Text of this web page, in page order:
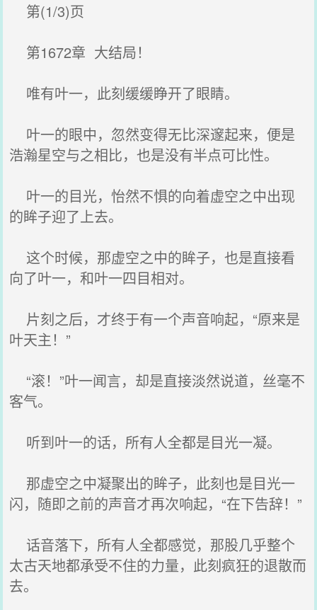
第(1/3)页
第1672章 大结局！
唯有叶一，此刻缓缓睁开了眼睛。
叶一的眼中，忽然变得无比深邃起来，便是
浩瀚星空与之相比，也是没有半点可比性。
叶一的目光，怡然不惧的向着虚空之中出现
的眸子迎了上去。
这个时候，那虚空之中的眸子，也是直接看
向了叶一，和叶一四目相对。
片刻之后，才终于有一个声音响起，“原来是
叶天主！”
“滚！”叶一闻言，却是直接淡然说道，丝毫不
客气。
听到叶一的话，所有人全都是目光一凝。
那虚空之中凝聚出的眸子，此刻也是目光一
闪，随即之前的声音才再次响起，“在下告辞！”
话音落下，所有人全都感觉，那股几乎整个
太古天地都承受不住的力量，此刻疯狂的退散而
去。